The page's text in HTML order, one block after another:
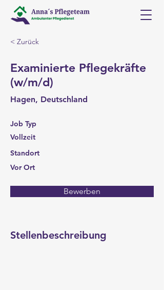
< Zurück
Examinierte Pflegekräfte
(w/m/d)
Hagen, Deutschland
Job Typ
Vollzeit
Standort
Vor Ort
Bewerben
Stellenbeschreibung